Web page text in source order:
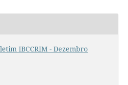
IBCCRIM - Dezembro